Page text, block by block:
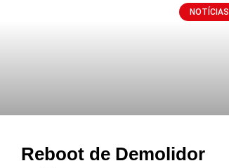
NOTÍCIAS
Reboot de Demolidor